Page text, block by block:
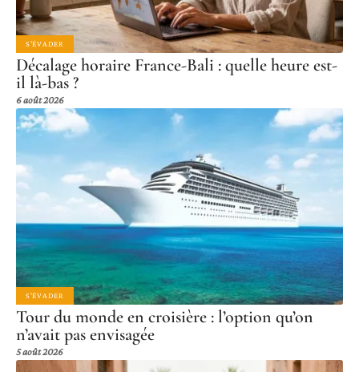
S'ÉVADER
Décalage horaire France-Bali : quelle heure est-
il là-bas ?
6 août 2026
S'ÉVADER
Tour du monde en croisière : l’option qu’on
n’avait pas envisagée
5 août 2026